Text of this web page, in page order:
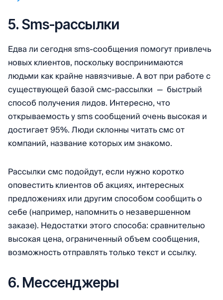
5. Sms-рассылки
Едва ли сегодня sms-сообщения помогут привлечь
новых клиентов, поскольку воспринимаются
людьми как крайне навязчивые. А вот при работе с
существующей базой смс-рассылки — быстрый
способ получения лидов. Интересно, что
открываемость у sms сообщений очень высокая и
достигает 95%. Люди склонны читать смс от
компаний, название которых им знакомо.
Рассылки смс подойдут, если нужно коротко
оповестить клиентов об акциях, интересных
предложениях или другим способом сообщить о
себе (например, напомнить о незавершенном
заказе). Недостатки этого способа: сравнительно
высокая цена, ограниченный объем сообщения,
возможность отправлять только текст и ссылку.
6. Мессенджеры